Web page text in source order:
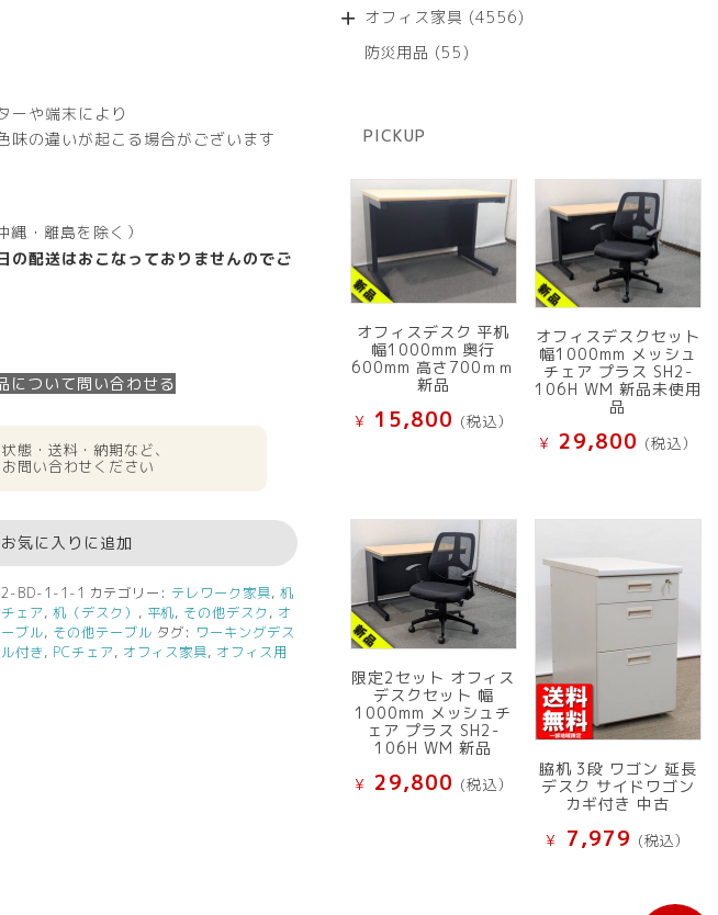
ーや端末により
味の違いが起こる場合がございます
縄・離島を除く）
の配送はおこなっておりませんのでご
について問い合わせる
態・送料・納期など、
問い合わせください
お気に入りに追加
BD-1-1-1 カテゴリー: テレワーク家具, 机
ェア, 机（デスク） , 平机, その他デスク , オ
ブル, その他テーブル タグ: ワーキングデス
付き, PCチェア, オフィス家具, オフィス用
商
の
オフィス家具 45564556
防災用品 5555
PICKUP
オフィスデスク 平机
幅1000mm 奥行
600mm 高さ700ｍｍ
新品
¥ 15,800 (税込）
オフィスデスクセット
幅1000mm メッシュ
チェア プラス SH2-
106H WM 新品未使用
品
¥ 29,800 (税込）
限定2セット オフィス
デスクセット 幅
1000mm メッシュチ
ェア プラス SH2-
106H WM 新品
¥ 29,800 (税込）
脇机 3段 ワゴン 延長
デスク サイドワゴン
カギ付き 中古
¥ 7,979 (税込）